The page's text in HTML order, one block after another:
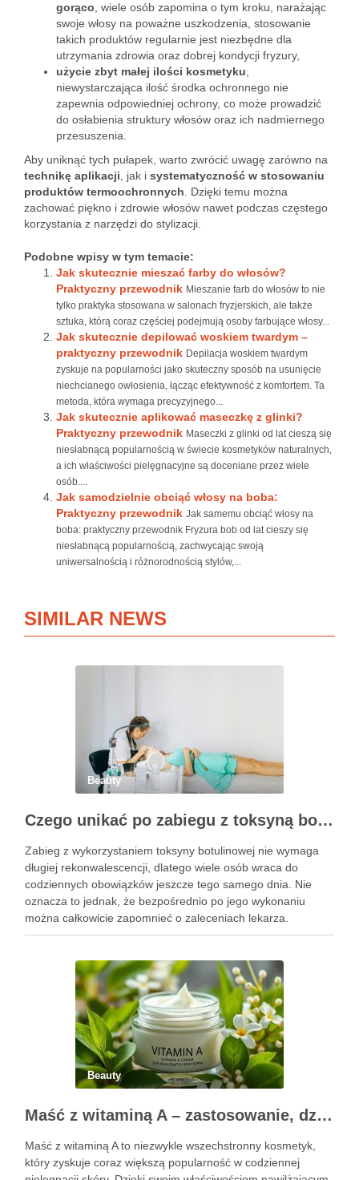
gorąco , wiele osób zapomina o tym kroku, narażając
swoje włosy na poważne uszkodzenia, stosowanie
takich produktów regularnie jest niezbędne dla
utrzymania zdrowia oraz dobrej kondycji fryzury,
użycie zbyt małej ilości kosmetyku
niewystarczająca ilość środka ochronnego nie
zapewnia odpowiedniej ochrony, co może prowadzić
do osłabienia struktury włosów oraz ich nadmiernego
przesuszenia.
Aby uniknąć tych pułapek, warto zwrócić uwagę zarówno na
technikę aplikacji , jak i systematyczność w stosowaniu
produktów termoochronnych . Dzięki temu można
zachować piękno i zdrowie włosów nawet podczas częstego
korzystania z narzędzi do stylizacji.
Podobne wpisy w tym temacie:
Jak skutecznie mieszać farby do włosów?
Praktyczny przewodnik Mieszanie farb do włosów to nie
tylko praktyka stosowana w salonach fryzjerskich, ale także
sztuka, którą coraz częściej podejmują osoby farbujące włosy...
Jak skutecznie depilować woskiem twardym –
praktyczny przewodnik Depilacja woskiem twardym
zyskuje na popularności jako skuteczny sposób na usunięcie
niechcianego owłosienia, łącząc efektywność z komfortem. Ta
metoda, która wymaga precyzyjnego...
Jak skutecznie aplikować maseczkę z glinki?
Praktyczny przewodnik Maseczki z glinki od lat cieszą się
niesłabnącą popularnością w świecie kosmetyków naturalnych,
a ich właściwości pielęgnacyjne są doceniane przez wiele
osób....
Jak samodzielnie obciąć włosy na boba:
Praktyczny przewodnik Jak samemu obciąć włosy na
boba: praktyczny przewodnik Fryzura bob od lat cieszy się
niesłabnącą popularnością, zachwycając swoją
uniwersalnością i różnorodnością stylów,...
SIMILAR NEWS
Beauty
Czego unikać po zabiegu z toksyną botulinową?
Zabieg z wykorzystaniem toksyny botulinowej nie wymaga
długiej rekonwalescencji, dlatego wiele osób wraca do
codziennych obowiązków jeszcze tego samego dnia. Nie
oznacza to jednak, że bezpośrednio po jego wykonaniu
można całkowicie zapomnieć o zaleceniach lekarza.
Pierwsze godziny i dni po zabiegu mają znaczenie dla
Beauty
Maść z witaminą A – zastosowanie, działanie i bezpieczeństwo stosowania
Maść z witaminą A to niezwykle wszechstronny kosmetyk,
który zyskuje coraz większą popularność w codziennej